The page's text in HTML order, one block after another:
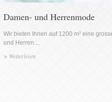
Damen- und Herrenmode
Wir bieten Ihnen auf 1200 m² eine
und Herren....
> Weiterlesen